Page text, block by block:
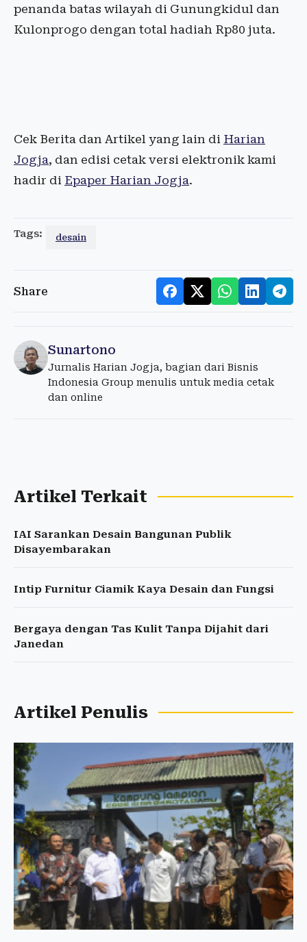
penanda batas wilayah di Gunungkidul dan
Kulonprogo dengan total hadiah Rp80 juta.
Cek Berita dan Artikel yang lain di Harian
Jogja, dan edisi cetak versi elektronik kami
hadir di Epaper Harian Jogja.
Tags: desain
Share
Sunartono
Jurnalis Harian Jogja, bagian dari Bisnis
Indonesia Group menulis untuk media cetak
dan online
Artikel Terkait
IAI Sarankan Desain Bangunan Publik
Disayembarakan
Intip Furnitur Ciamik Kaya Desain dan Fungsi
Bergaya dengan Tas Kulit Tanpa Dijahit dari
Janedan
Artikel Penulis